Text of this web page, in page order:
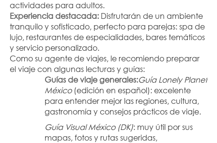
actividades para adultos.
Experiencia destacada: Disfrutarán de un ambiente
tranquilo y sofisticado, perfecto para parejas: spa de
lujo, restaurantes de especialidades, bares temáticos
y servicio personalizado.
Como su agente de viajes, le recomiendo preparar
el viaje con algunas lecturas y guías:
Guías de viaje generales:Guía Lonely Planet
México (edición en español): excelente
para entender mejor las regiones, cultura,
gastronomía y consejos prácticos de viaje.
Guía Visual México (DK): muy útil por sus
mapas, fotos y rutas sugeridas,